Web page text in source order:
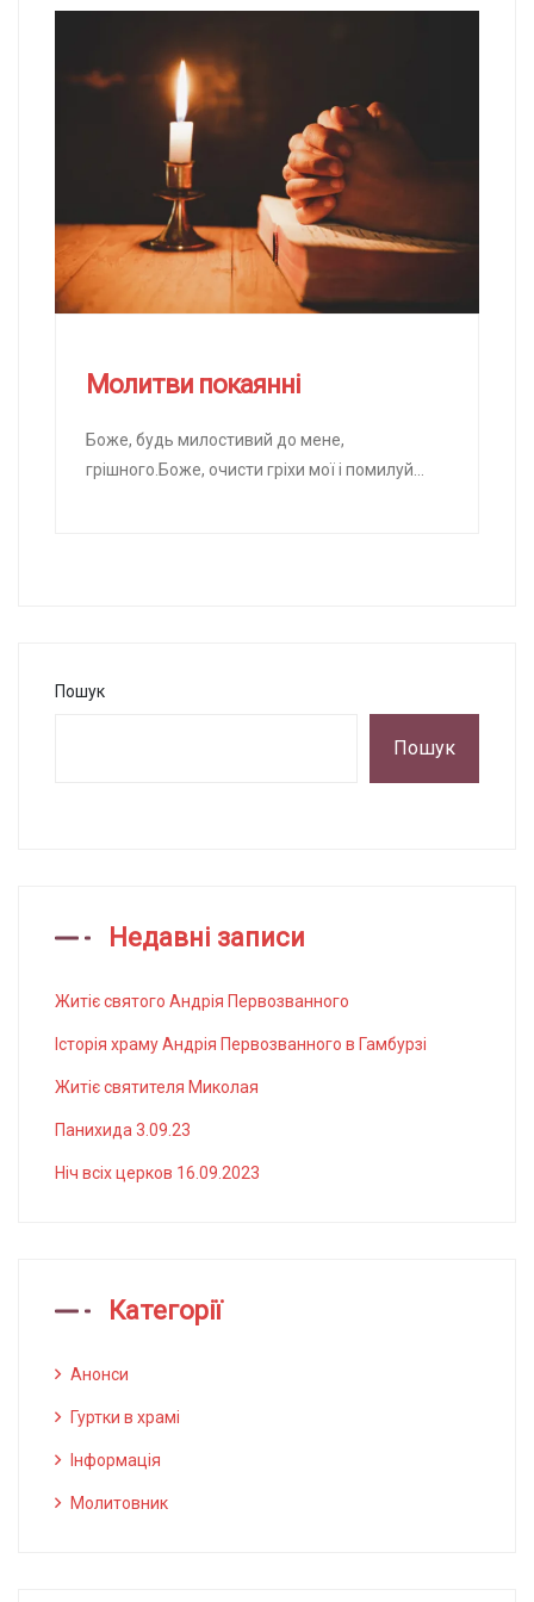
Молитви покаянні
Боже, будь милостивий до мене,
грішного.Боже, очисти гріхи мої і помилуй
Пошук
Пошук
Недавні записи
Житіє святого Андрія Первозванного
Історія храму Андрія Первозванного в Гамбурзі
Житіє святителя Миколая
Панихида 3.09.23
Ніч всіх церков 16.09.2023
Категорії
Анонси
Гуртки в храмі
Інформація
Молитовник